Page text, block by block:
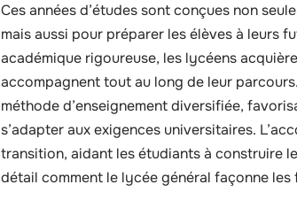
Ces années d’études sont conçues non
mais aussi pour préparer les élèves à leurs
académique rigoureuse, les lycéens
accompagnent tout au long de leur
méthode d’enseignement diversifiée,
s’adapter aux exigences universitaires.
transition, aidant les étudiants à construire
détail comment le lycée général façonne les